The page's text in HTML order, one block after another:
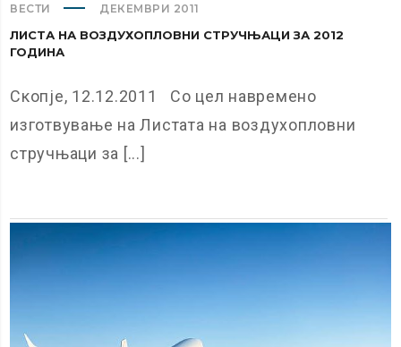
ВЕСТИ ДЕКЕМВРИ 2011
ЛИСТА НА ВОЗДУХОПЛОВНИ СТРУЧЊАЦИ ЗА 2012
ГОДИНА
Скопје, 12.12.2011 Со цел навремено
изготвување на Листата на воздухопловни
стручњаци за [...]